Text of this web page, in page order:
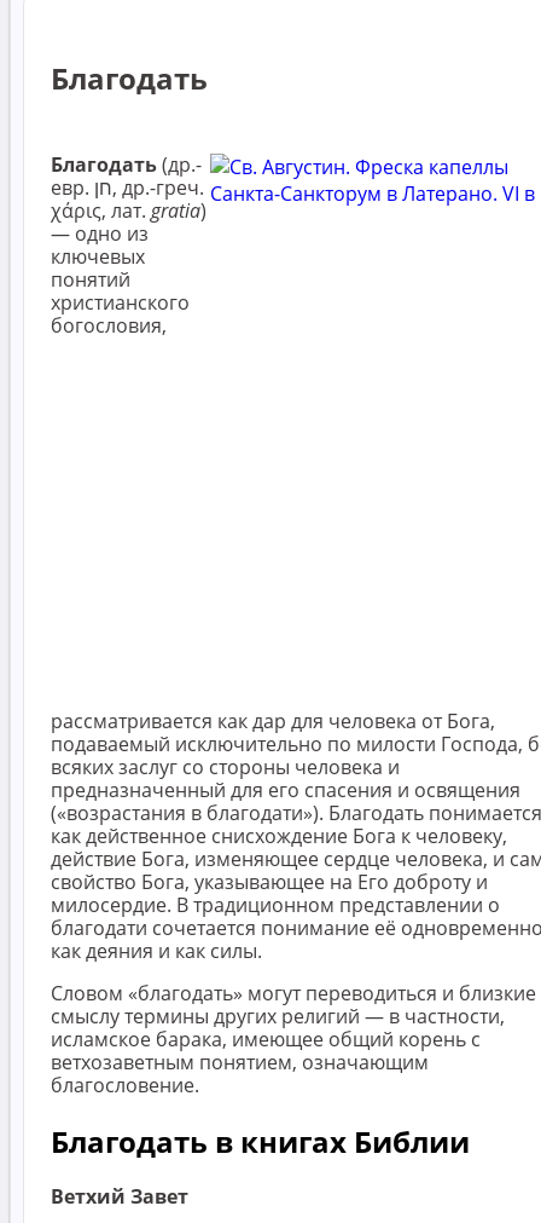
Благодать
Благодать(др.-
евр. חן‎, др.-греч.
χάρις, лат. gratia)
— одно из
ключевых
понятий
христианского
богословия,
рассматривается как дар для человека от Бога,
подаваемый исключительно по милости Господа,
всяких заслуг со стороны человека и
предназначенный для его спасения и освящения
(«возрастания в благодати»). Благодать понимается
как действенное снисхождение Бога к человеку,
действие Бога, изменяющее сердце человека, и
свойство Бога, указывающее на Его доброту и
милосердие. В традиционном представлении о
благодати сочетается понимание её
как деяния и как силы.
Словом «благодать» могут переводиться и
смыслу термины других религий — в частности,
исламское барака, имеющее общий корень с
ветхозаветным понятием, означающим
благословение.
Благодать в книгах Библии
Ветхий Завет